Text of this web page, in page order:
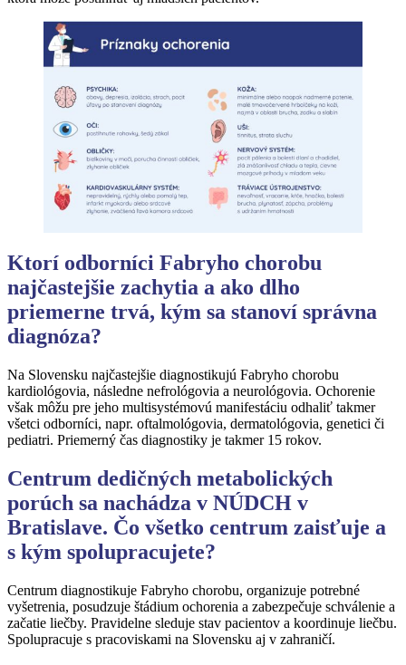
Ktorí odborníci Fabryho chorobu
najčastejšie zachytia a ako dlho
priemerne trvá, kým sa stanoví správna
diagnóza?
Na Slovensku najčastejšie diagnostikujú Fabryho chorobu
kardiológovia, následne nefrológovia a neurológovia. Ochorenie
však môžu pre jeho multisystémovú manifestáciu odhaliť takmer
všetci odborníci, napr. oftalmológovia, dermatológovia, genetici či
pediatri. Priemerný čas diagnostiky je takmer 15 rokov.
Centrum dedičných metabolických
porúch sa nachádza v NÚDCH v
Bratislave. Čo všetko centrum zaisťuje a
s kým spolupracujete?
Centrum diagnostikuje Fabryho chorobu, organizuje potrebné
vyšetrenia, posudzuje štádium ochorenia a zabezpečuje schválenie a
začatie liečby. Pravidelne sleduje stav pacientov a koordinuje liečbu.
Spolupracuje s pracoviskami na Slovensku aj v zahraničí.